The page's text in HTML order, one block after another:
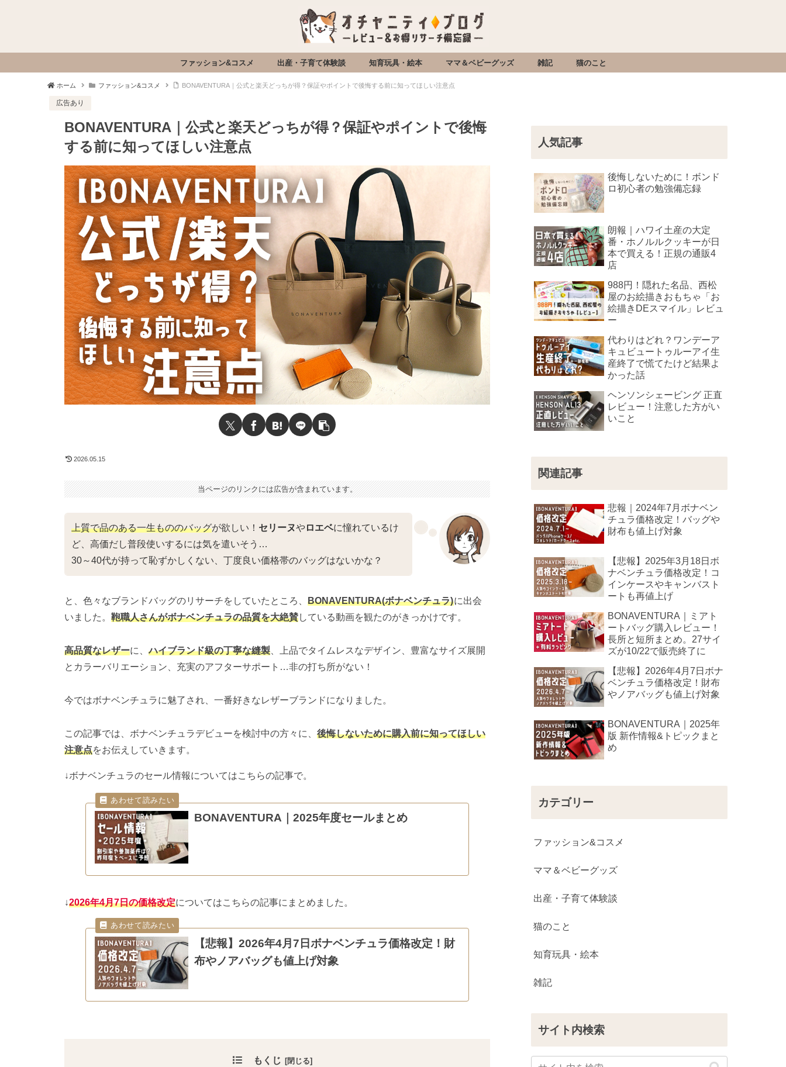
ファッション&コスメ 出産・子育て体験談 知育玩具・絵本 ママ＆ベビーグッズ 雑記 猫のこと
ホーム ファッション&コスメ BONAVENTURA｜公式と楽天どっちが得？保証やポイントで後悔する前に知ってほしい注意点
広告あり
BONAVENTURA｜公式と楽天どっちが得？保証やポイントで後悔
する前に知ってほしい注意点
2026.05.15
当ページのリンクには広告が含まれています。
上質で品のある一生もののバッグが欲しい！ セリーヌやロエベに憧れているけ
ど、高価だし普段使いするには気を遣いそう…
30～40代が持って恥ずかしくない、丁度良い価格帯のバッグはないかな？
と、色々なブランドバッグのリサーチをしていたところ、 BONAVENTURA(ボナベンチュラ)に出会
いました。 鞄職人さんがボナベンチュラの品質を大絶賛している動画を観たのがきっかけです。
高品質なレザーに、ハイブランド級の丁寧な縫製 、上品でタイムレスなデザイン、豊富なサイズ展開
とカラーバリエーション、充実のアフターサポート…非の打ち所がない！
今ではボナベンチュラに魅了され、一番好きなレザーブランドになりました。
この記事では、ボナベンチュラデビューを検討中の方々に、 後悔しないために購入前に知ってほしい
注意点をお伝えしていきます。
↓ボナベンチュラのセール情報についてはこちらの記事で。
BONAVENTURA｜2025年度セールまとめ
↓2026年4月7日の価格改定についてはこちらの記事にまとめました。
【悲報】2026年4月7日ボナベンチュラ価格改定！財
布やノアバッグも値上げ対象
もくじ
人気記事
後悔しないために！ボンド
ロ初心者の勉強備忘録
朗報｜ハワイ土産の大定
番・ホノルルクッキーが日
本で買える！正規の通販4
店
988円！隠れた名品、西松
屋のお絵描きおもちゃ「お
絵描きDEスマイル」レビュ
ー
代わりはどれ？ワンデーア
キュビュートゥルーアイ生
産終了で慌てたけど結果よ
かった話
ヘンソンシェービング 正直
レビュー！注意した方がい
いこと
関連記事
悲報｜2024年7月ボナベン
チュラ価格改定！バッグや
財布も値上げ対象
【悲報】2025年3月18日ボ
ナベンチュラ価格改定！コ
インケースやキャンバスト
ートも再値上げ
BONAVENTURA｜ミアト
ートバッグ購入レビュー！
長所と短所まとめ。27サイ
ズが10/22で販売終了に
【悲報】2026年4月7日ボナ
ベンチュラ価格改定！財布
やノアバッグも値上げ対象
BONAVENTURA｜2025年
版 新作情報&トピックまと
め
カテゴリー
ファッション&コスメ
ママ＆ベビーグッズ
出産・子育て体験談
猫のこと
知育玩具・絵本
雑記
サイト内検索